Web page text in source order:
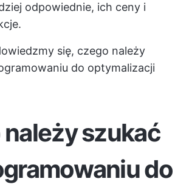
odpowiednie, ich ceny i
się, czego należy
do optymalizacji
należy szukać
do